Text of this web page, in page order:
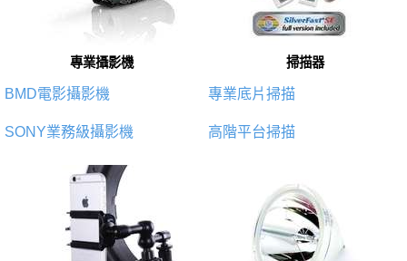
專業攝影機
BMD電影攝影機
SONY業務級攝影機
掃描器
專業底片掃描
高階平台掃描